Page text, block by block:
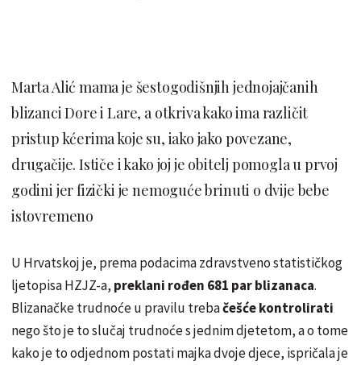
Marta Alić mama je šestogodišnjih jednojajčanih
blizanci Dore i Lare, a otkriva kako ima različit
pristup kćerima koje su, iako jako povezane,
drugačije. Ističe i kako joj je obitelj pomogla u prvoj
godini jer fizički je nemoguće brinuti o dvije bebe
istovremeno
U Hrvatskoj je, prema podacima zdravstveno statističkog
ljetopisa HZJZ-a, preklani rođen 681 par blizanaca.
Blizanačke trudnoće u pravilu trebačešće kontrolirati
nego što je to slučaj trudnoće s jednim djetetom, a o tome
kako je to odjednom postati majka dvoje djece, ispričala je